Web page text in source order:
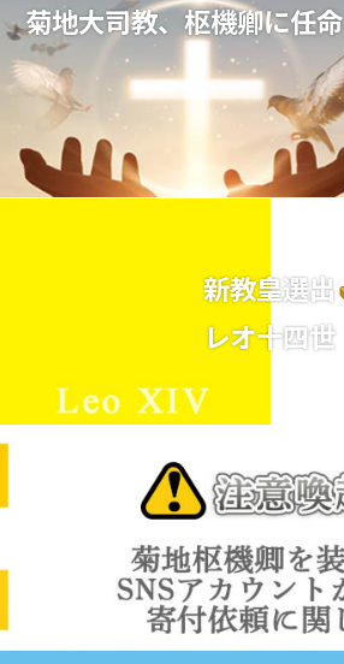
菊地大司教、枢機卿に任命
新教皇選出
レオ十四世